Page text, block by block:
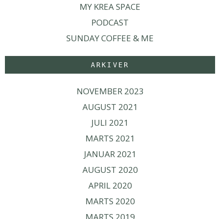
MY KREA SPACE
PODCAST
SUNDAY COFFEE & ME
ARKIVER
NOVEMBER 2023
AUGUST 2021
JULI 2021
MARTS 2021
JANUAR 2021
AUGUST 2020
APRIL 2020
MARTS 2020